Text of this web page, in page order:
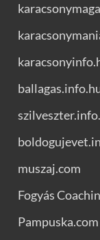
muszaj.com
Fogyás